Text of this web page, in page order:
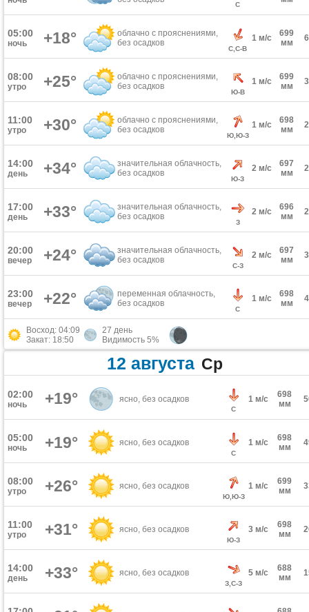
С
05:00
ночь +18°
облачно с прояснениями,
без осадков
С,С-В
1 м/с
699
мм
08:00
утро +25°
облачно с прояснениями,
без осадков
Ю-В
1 м/с
699
мм
11:00
утро +30°
облачно с прояснениями,
без осадков
Ю,Ю-З
1 м/с
698
мм
14:00
день +34°
значительная облачность,
без осадков
Ю-З
2 м/с
697
мм
17:00
день +33°
значительная облачность,
без осадков
З
2 м/с
696
мм
20:00
вечер +24°
значительная облачность,
без осадков
С-З
2 м/с
697
мм
23:00
вечер +22°
переменная облачность,
без осадков
С
1 м/с
698
мм
Восход: 04:09
Закат: 18:50
27 день
Видимость 5%
12 августа Ср
02:00
ночь +19° ясно, без осадков
С
1 м/с
698
мм
05:00
ночь +19° ясно, без осадков
С
1 м/с
698
мм
08:00
утро +26° ясно, без осадков
Ю,Ю-З
1 м/с
699
мм
11:00
утро +31° ясно, без осадков
Ю-З
3 м/с
698
мм
14:00
день +33° ясно, без осадков
З,С-З
5 м/с
688
мм